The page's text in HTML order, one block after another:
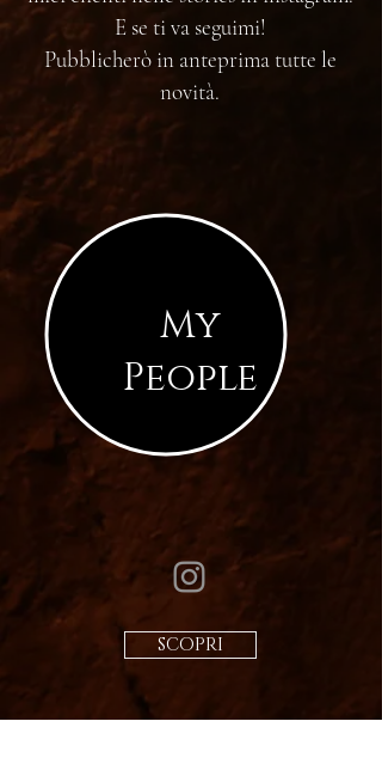
E se ti va seguimi!
Pubblicherò in anteprima tutte le
novità.
My
People
SCOPRI